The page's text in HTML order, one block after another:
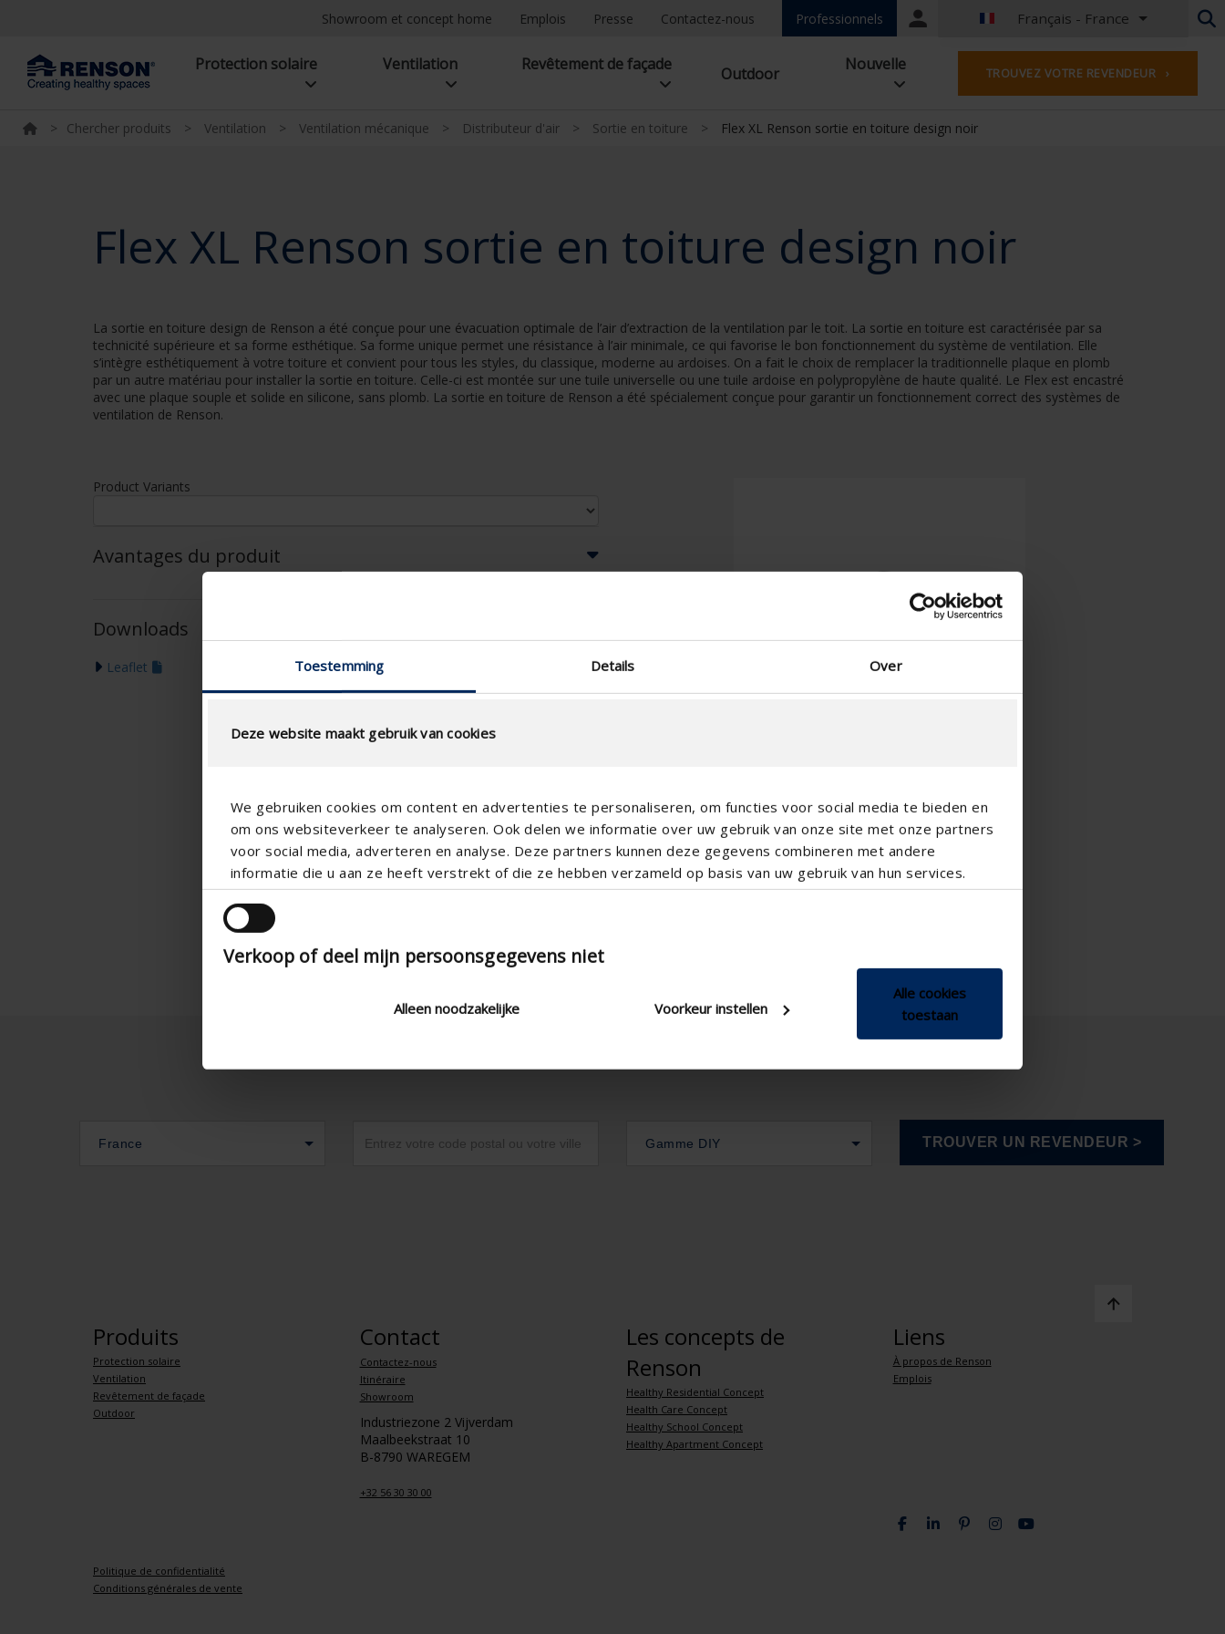
Toestemming Details Over
Deze website maakt gebruik van cookies
We gebruiken cookies om content en advertenties te personaliseren, om functies voor social media te bieden en
om ons websiteverkeer te analyseren. Ook delen we informatie over uw gebruik van onze site met onze partners
voor social media, adverteren en analyse. Deze partners kunnen deze gegevens combineren met andere
informatie die u aan ze heeft verstrekt of die ze hebben verzameld op basis van uw gebruik van hun services.
Verkoop of deel mijn persoonsgegevens niet
Alleen noodzakelijke Voorkeur instellen
Alle cookies
toestaan
Showroom et concept home Emplois Presse Contactez-nous Professionnels
Portal
Français - France
Néerlandais - Belgique
Français - Belgique
Néerlandais - Pays-Bas
Allemand - Suisse
Français - Suisse
Moyen Orient
Russe - La russie
Chinois - Chine
Protection solaire Ventilation Revêtement de façade Outdoor Nouvelle TROUVEZ VOTRE REVENDEUR ›
> Chercher produits > Ventilation > Ventilation mécanique > Distributeur d'air > Sortie en toiture > Flex XL Renson sortie en toiture design noir
Flex XL Renson sortie en toiture design noir
La sortie en toiture design de Renson a été conçue pour une évacuation optimale de l’air d’extraction de la ventilation par le toit. La sortie en toiture est caractérisée par sa
technicité supérieure et sa forme esthétique. Sa forme unique permet une résistance à l’air minimale, ce qui favorise le bon fonctionnement du système de ventilation. Elle
s’intègre esthétiquement à votre toiture et convient pour tous les styles, du classique, moderne au ardoises. On a fait le choix de remplacer la traditionnelle plaque en plomb
par un autre matériau pour installer la sortie en toiture. Celle-ci est montée sur une tuile universelle ou une tuile ardoise en polypropylène de haute qualité. Le Flex est encastré
avec une plaque souple et solide en silicone, sans plomb. La sortie en toiture de Renson a été spécialement conçue pour garantir un fonctionnement correct des systèmes de
ventilation de Renson.
Product Variants
Avantages du produit
Downloads
Leaflet
France Gamme DIY
Produits
Protection solaire
Ventilation
Revêtement de façade
Outdoor
Contact
Contactez-nous
Itinéraire
Showroom
Industriezone 2 Vijverdam
Maalbeekstraat 10
B-8790 WAREGEM
+32 56 30 30 00
Les concepts de
Renson
Healthy Residential Concept
Health Care Concept
Healthy School Concept
Healthy Apartment Concept
Liens
À propos de Renson
Emplois
Politique de confidentialité
Conditions générales de vente